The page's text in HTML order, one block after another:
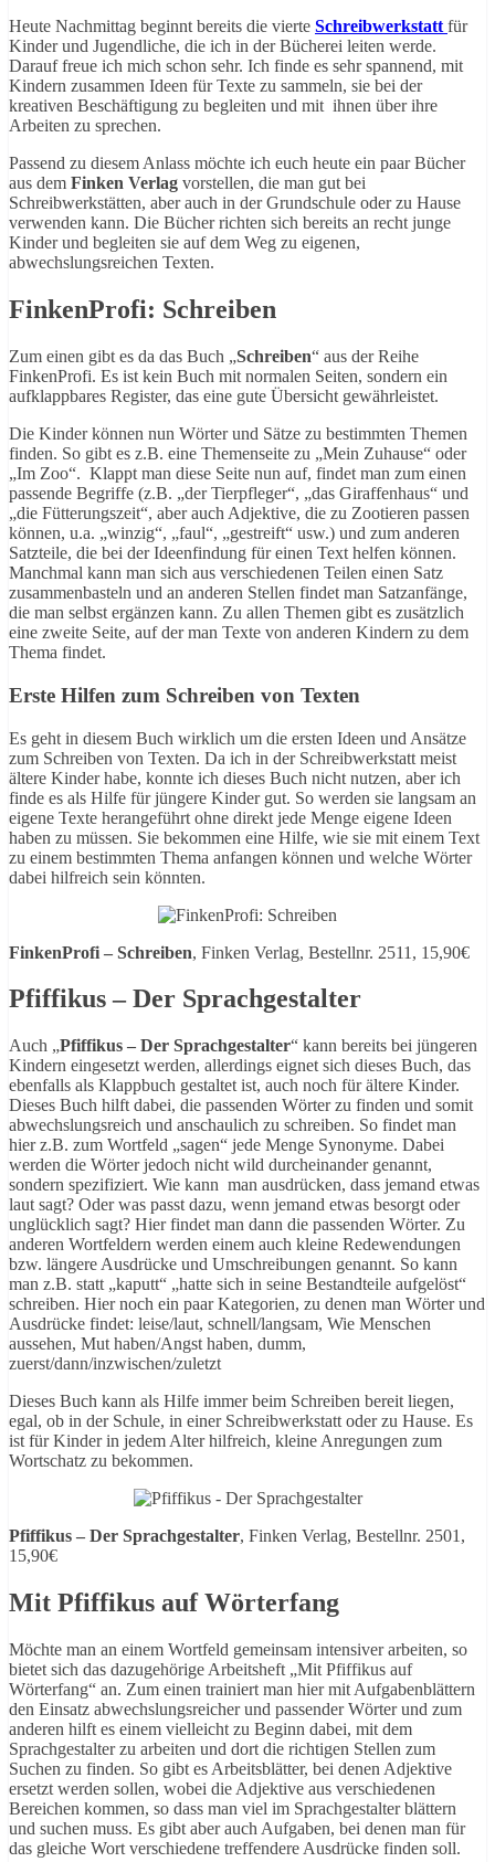
Heute Nachmittag beginnt bereits die vierte Schreibwerkstatt für
Kinder und Jugendliche, die ich in der Bücherei leiten werde.
Darauf freue ich mich schon sehr. Ich finde es sehr spannend, mit
Kindern zusammen Ideen für Texte zu sammeln, sie bei der
kreativen Beschäftigung zu begleiten und mit ihnen über ihre
Arbeiten zu sprechen.
Passend zu diesem Anlass möchte ich euch heute ein paar Bücher
aus dem Finken Verlag vorstellen, die man gut bei
Schreibwerkstätten, aber auch in der Grundschule oder zu Hause
verwenden kann. Die Bücher richten sich bereits an recht junge
Kinder und begleiten sie auf dem Weg zu eigenen,
abwechslungsreichen Texten.
FinkenProfi: Schreiben
Zum einen gibt es da das Buch „Schreiben“ aus der Reihe
FinkenProfi. Es ist kein Buch mit normalen Seiten, sondern ein
aufklappbares Register, das eine gute Übersicht gewährleistet.
Die Kinder können nun Wörter und Sätze zu bestimmten Themen
finden. So gibt es z.B. eine Themenseite zu „Mein Zuhause“ oder
„Im Zoo“. Klappt man diese Seite nun auf, findet man zum einen
passende Begriffe (z.B. „der Tierpfleger“, „das Giraffenhaus“ und
„die Fütterungszeit“, aber auch Adjektive, die zu Zootieren passen
können, u.a. „winzig“, „faul“, „gestreift“ usw.) und zum anderen
Satzteile, die bei der Ideenfindung für einen Text helfen können.
Manchmal kann man sich aus verschiedenen Teilen einen Satz
zusammenbasteln und an anderen Stellen findet man Satzanfänge,
die man selbst ergänzen kann. Zu allen Themen gibt es zusätzlich
eine zweite Seite, auf der man Texte von anderen Kindern zu dem
Thema findet.
Erste Hilfen zum Schreiben von Texten
Es geht in diesem Buch wirklich um die ersten Ideen und Ansätze
zum Schreiben von Texten. Da ich in der Schreibwerkstatt meist
ältere Kinder habe, konnte ich dieses Buch nicht nutzen, aber ich
finde es als Hilfe für jüngere Kinder gut. So werden sie langsam an
eigene Texte herangeführt ohne direkt jede Menge eigene Ideen
haben zu müssen. Sie bekommen eine Hilfe, wie sie mit einem Text
zu einem bestimmten Thema anfangen können und welche Wörter
dabei hilfreich sein könnten.
FinkenProfi – Schreiben, Finken Verlag, Bestellnr. 2511, 15,90€
Pfiffikus – Der Sprachgestalter
Auch „Pfiffikus – Der Sprachgestalter“ kann bereits bei jüngeren
Kindern eingesetzt werden, allerdings eignet sich dieses Buch, das
ebenfalls als Klappbuch gestaltet ist, auch noch für ältere Kinder.
Dieses Buch hilft dabei, die passenden Wörter zu finden und somit
abwechslungsreich und anschaulich zu schreiben. So findet man
hier z.B. zum Wortfeld „sagen“ jede Menge Synonyme. Dabei
werden die Wörter jedoch nicht wild durcheinander genannt,
sondern spezifiziert. Wie kann man ausdrücken, dass jemand etwas
laut sagt? Oder was passt dazu, wenn jemand etwas besorgt oder
unglücklich sagt? Hier findet man dann die passenden Wörter. Zu
anderen Wortfeldern werden einem auch kleine Redewendungen
bzw. längere Ausdrücke und Umschreibungen genannt. So kann
man z.B. statt „kaputt“ „hatte sich in seine Bestandteile aufgelöst“
schreiben. Hier noch ein paar Kategorien, zu denen man Wörter und
Ausdrücke findet: leise/laut, schnell/langsam, Wie Menschen
aussehen, Mut haben/Angst haben, dumm,
zuerst/dann/inzwischen/zuletzt
Dieses Buch kann als Hilfe immer beim Schreiben bereit liegen,
egal, ob in der Schule, in einer Schreibwerkstatt oder zu Hause. Es
ist für Kinder in jedem Alter hilfreich, kleine Anregungen zum
Wortschatz zu bekommen.
Pfiffikus – Der Sprachgestalter, Finken Verlag, Bestellnr. 2501,
15,90€
Mit Pfiffikus auf Wörterfang
Möchte man an einem Wortfeld gemeinsam intensiver arbeiten, so
bietet sich das dazugehörige Arbeitsheft „Mit Pfiffikus auf
Wörterfang“ an. Zum einen trainiert man hier mit Aufgabenblättern
den Einsatz abwechslungsreicher und passender Wörter und zum
anderen hilft es einem vielleicht zu Beginn dabei, mit dem
Sprachgestalter zu arbeiten und dort die richtigen Stellen zum
Suchen zu finden. So gibt es Arbeitsblätter, bei denen Adjektive
ersetzt werden sollen, wobei die Adjektive aus verschiedenen
Bereichen kommen, so dass man viel im Sprachgestalter blättern
und suchen muss. Es gibt aber auch Aufgaben, bei denen man für
das gleiche Wort verschiedene treffendere Ausdrücke finden soll.